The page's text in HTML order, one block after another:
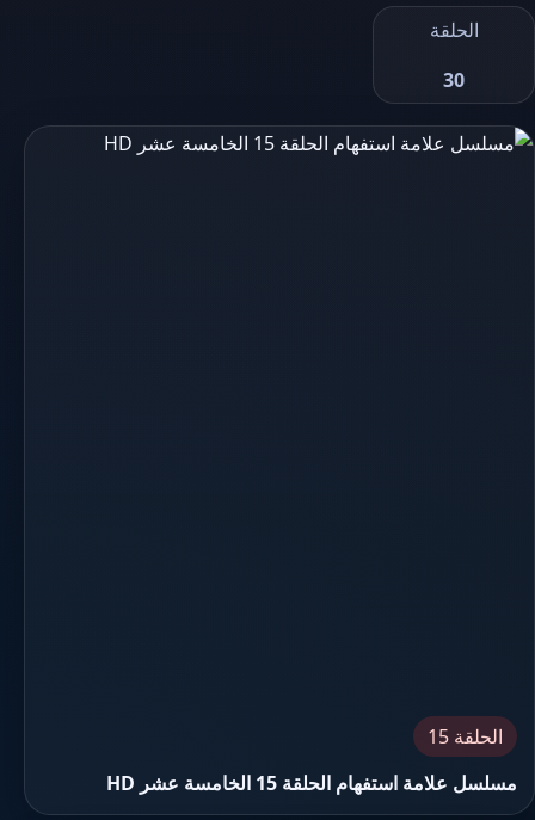
الحلقة
30
الحلقة 15
مسلسل علامة استفهام الحلقة 15 الخامسة عشر HD